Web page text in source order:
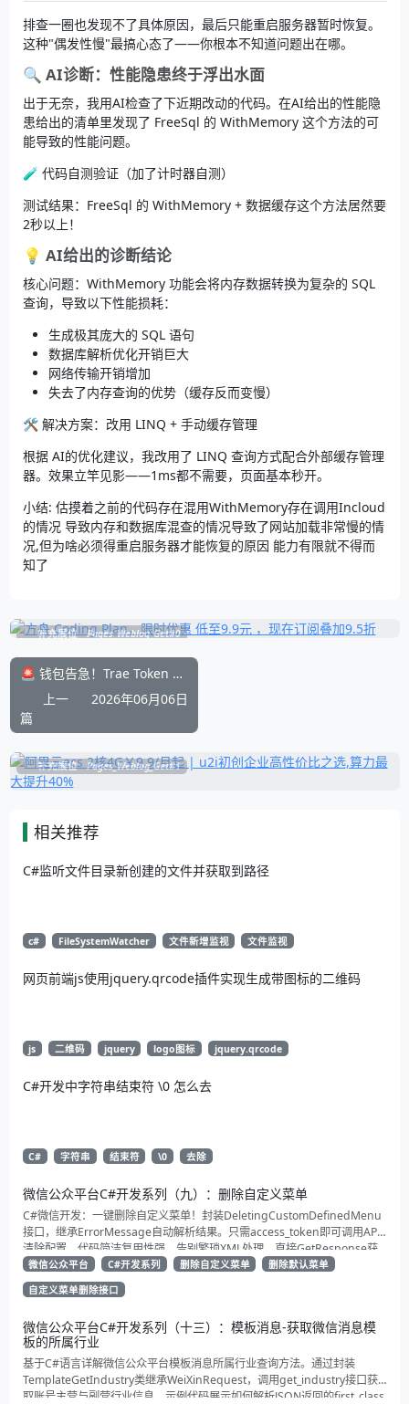
排查一圈也发现不了具体原因，最后只能重启服务器暂时恢复。
这种"偶发性慢"最搞心态了——你根本不知道问题出在哪。
🔍 AI诊断：性能隐患终于浮出水面
出于无奈，我用AI检查了下近期改动的代码。在AI给出的性能隐
患给出的清单里发现了 FreeSql 的 WithMemory 这个方法的可
能导致的性能问题。
🧪 代码自测验证（加了计时器自测）
测试结果：FreeSql 的 WithMemory + 数据缓存这个方法居然要
2秒以上！
💡 AI给出的诊断结论
核心问题：WithMemory 功能会将内存数据转换为复杂的 SQL
查询，导致以下性能损耗：
生成极其庞大的 SQL 语句
数据库解析优化开销巨大
网络传输开销增加
失去了内存查询的优势（缓存反而变慢）
🛠️ 解决方案：改用 LINQ + 手动缓存管理
根据 AI的优化建议，我改用了 LINQ 查询方式配合外部缓存管理
器。效果立竿见影——1ms都不需要，页面基本秒开。
小结: 估摸着之前的代码存在混用WithMemory存在调用Incloud
的情况 导致内存和数据库混查的情况导致了网站加载非常慢的情
况,但为啥必须得重启服务器才能恢复的原因 能力有限就不得而
知了
补充展位 Pages_Weblog_Get#0
🚨 钱包告急！Trae Token 烧得太快？我用知识图谱把“电费”省下来了 💸
上一
篇
2026年06月06日
补充展位 Pages_Weblog_Get#1
相关推荐
C#监听文件目录新创建的文件并获取到路径
c# FileSystemWatcher 文件新增监视 文件监视
网页前端js使用jquery.qrcode插件实现生成带图标的二维码
js 二维码 jquery logo图标 jquery.qrcode
C#开发中字符串结束符 \0 怎么去
C# 字符串 结束符 \0 去除
微信公众平台C#开发系列（九）：删除自定义菜单
C#微信开发：一键删除自定义菜单！封装DeletingCustomDefinedMenu
接口，继承ErrorMessage自动解析结果。只需access_token即可调用API
清除配置。代码简洁复用性强，告别繁琐XML处理，直接GetResponse获
取状态。适合动态管理公众号的开发者，建议收藏备用！
微信公众平台 C#开发系列 删除自定义菜单
删除默认菜单
自定义菜单删除接口
微信公众平台C#开发系列（十三）：模板消息-获取微信消息模
板的所属行业
基于C#语言详解微信公众平台模板消息所属行业查询方法。通过封装
TemplateGetIndustry类继承WeiXinRequest，调用get_industry接口获
取账号主营与副营行业信息。示例代码展示如何解析JSON返回的first_class